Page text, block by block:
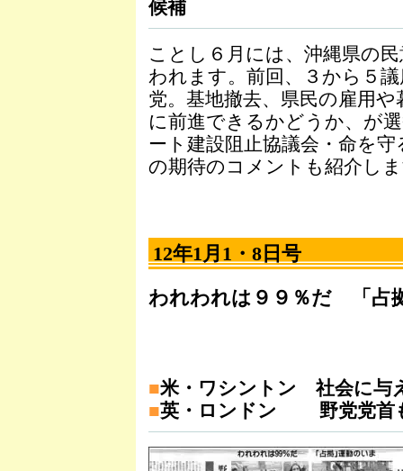
候補
ことし６月には、沖縄県の
われます。前回、３から５
党。基地撤去、県民の雇用
に前進できるかどうか、が
ート建設阻止協議会・命を
の期待のコメントも紹介し
12年1月1・8日号
われわれは９９％だ 「占
■米・ワシントン 社会に与
■英・ロンドン 野党党首